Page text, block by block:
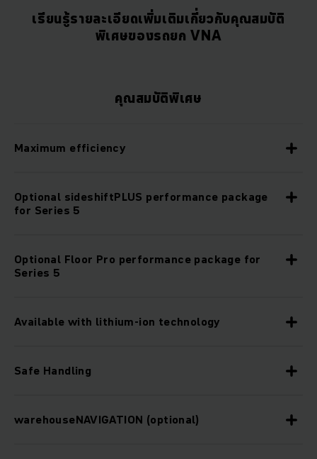
เรียนรู้รายละเอียดเพิ่มเติมเกี่ยวกับคุณสมบัติ
พิเศษของรถยก VNA
คุณสมบัติพิเศษ
Maximum efficiency
Optional sideshiftPLUS performance package
for Series 5
Optional Floor Pro performance package for
Series 5
Available with lithium-ion technology
Safe Handling
warehouseNAVIGATION (optional)